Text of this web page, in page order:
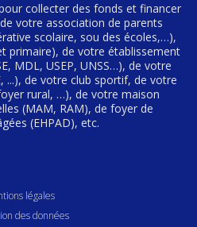
collecter des fonds et financer
votre association de parents
scolaire, sou des écoles,…),
primaire), de votre établissement
MDL, USEP, UNSS…), de votre
...), de votre club sportif, de votre
rural, …), de votre maison
(MAM, RAM), de foyer de
(EHPAD), etc.
légales
des données